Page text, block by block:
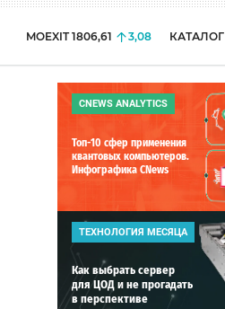
MOEXIT 1806,61 3,08 КАТАЛОГ
CNEWS ANALYTICS
Топ-10 сфер применения
квантовых компьютеров.
Инфографика CNews
ТЕХНОЛОГИЯ МЕСЯЦА
Как выбрать сервер
для ЦОД и не прогадать
в перспективе